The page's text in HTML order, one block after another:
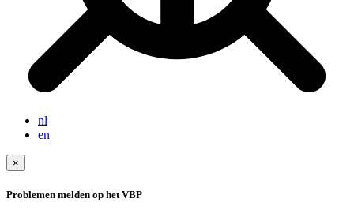
nl
en
×
Problemen melden op het VBP